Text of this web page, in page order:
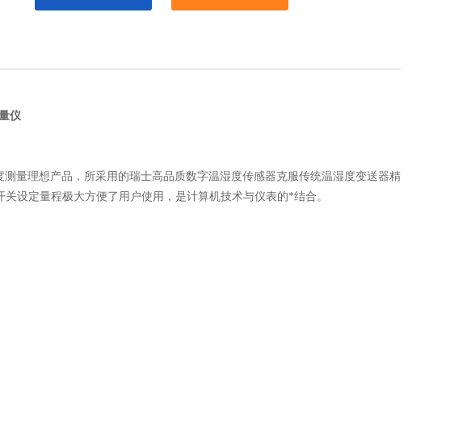
仪
量理想产品，所采用的瑞士高品质数字温湿度传感器克服传统温湿度变送器精
设定量程极大方便了用户使用，是计算机技术与仪表的*结合。